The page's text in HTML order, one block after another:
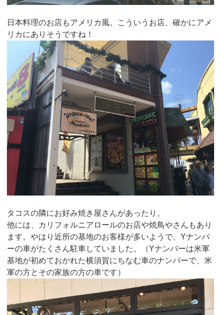
日本料理のお店もアメリカ風。こういうお店、確かにアメ
リカにありそうですね！
タコスの隣にお好み焼き屋さんがあったり。
他には、カリフォルニアロールのお店や焼鳥やさんもあり
ます。やはり近所の基地のお客様が多いようで、Yナンバ
ーの車がたくさん駐車していました。（Yナンバーは米軍
基地が初めておかれた横須賀にちなむ車のナンバーで、米
軍の方とその家族の方の車です）